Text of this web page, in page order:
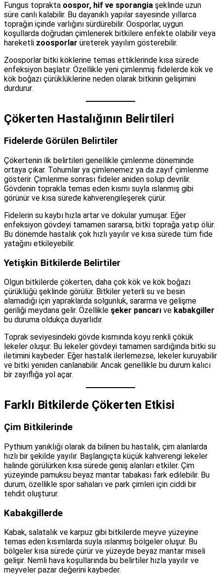
Fungus toprakta oospor, hif ve sporangia şeklinde uzun
süre canlı kalabilir. Bu dayanıklı yapılar sayesinde yıllarca
toprağın içinde varlığını sürdürebilir. Oosporlar, uygun
koşullarda doğrudan çimlenerek bitkilere enfekte olabilir veya
hareketli zoosporlar üreterek yayılım gösterebilir.
Zoosporlar bitki köklerine temas ettiklerinde kısa sürede
enfeksiyon başlatır. Özellikle yeni çimlenmiş fidelerde kök ve
kök boğazı çürüklüklerine neden olarak bitkinin gelişimini
durdurur.
Çökerten Hastalığının Belirtileri
Fidelerde Görülen Belirtiler
Çökertenin ilk belirtileri genellikle çimlenme döneminde
ortaya çıkar. Tohumlar ya çimlenemez ya da zayıf çimlenme
gösterir. Çimlenme sonrası fideler aniden solup devrilir.
Gövdenin toprakla temas eden kısmı suyla ıslanmış gibi
görünür ve kısa sürede kahverengileşerek çürür.
Fidelerin su kaybı hızla artar ve dokular yumuşar. Eğer
enfeksiyon gövdeyi tamamen sararsa, bitki toprağa yatıp ölür.
Bu dönemde hastalık çok hızlı yayılır ve kısa sürede tüm fide
yatağını etkileyebilir.
Yetişkin Bitkilerde Belirtiler
Olgun bitkilerde çökerten, daha çok kök ve kök boğazı
çürüklüğü şeklinde görülür. Bitkiler yeterli su ve besin
alamadığı için yapraklarda solgunluk, sararma ve gelişme
geriliği meydana gelir. Özellikle şeker pancarı ve kabakgiller
bu duruma oldukça duyarlıdır.
Toprak seviyesindeki gövde kısmında koyu renkli çökük
lekeler oluşur. Bu lekeler gövdeyi tamamen sardığında bitki su
iletimini kaybeder. Eğer hastalık ilerlemezse, lekeler kuruyabilir
ve bitki yeniden canlanabilir. Ancak genellikle bu durum kalıcı
bir zayıflığa yol açar.
Farklı Bitkilerde Çökerten Etkisi
Çim Bitkilerinde
Pythium yanıklığı olarak da bilinen bu hastalık, çim alanlarda
hızlı bir şekilde yayılır. Başlangıçta küçük kahverengi lekeler
halinde görülürken kısa sürede geniş alanları etkiler. Çim
yüzeyinde pamuksu beyaz mantar tabakası fark edilebilir. Bu
durum, özellikle spor sahaları ve park çimleri için ciddi bir
tehdit oluşturur.
Kabakgillerde
Kabak, salatalık ve karpuz gibi bitkilerde meyve yüzeyine
temas eden kısımlarda suyla ıslanmış bölgeler oluşur. Bu
bölgeler kısa sürede çürür ve yüzeyde beyaz mantar miseli
gelişir. Nemli hava koşullarında bu belirtiler hızla yayılır ve
meyveler pazar değerini kaybeder.